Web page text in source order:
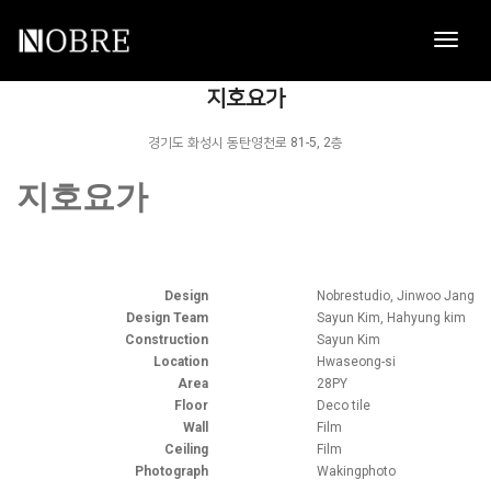
지호요가
경기도 화성시 동탄영천로 81-5, 2층
지호요가
Design
Design Team
Construction
Location
Area
Floor
Wall
Ceiling
Photograph
Nobrestudio, Jinwoo Jang
Sayun Kim, Hahyung kim
Sayun Kim
Hwaseong-si
28PY
Deco tile
Film
Film
Wakingphoto